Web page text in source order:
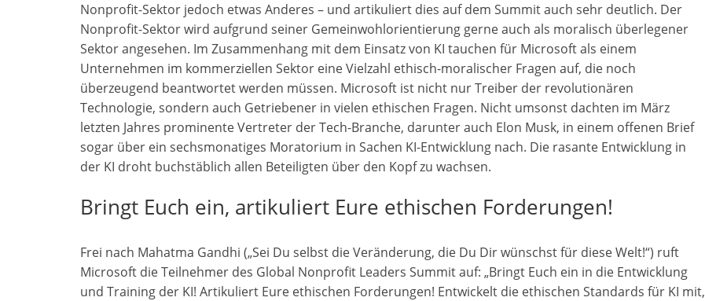
Nonprofit-Sektor jedoch etwas Anderes – und artikuliert dies auf dem Summit auch sehr deutlich. Der
Nonprofit-Sektor wird aufgrund seiner Gemeinwohlorientierung gerne auch als moralisch überlegener
Sektor angesehen. Im Zusammenhang mit dem Einsatz von KI tauchen für Microsoft als einem
Unternehmen im kommerziellen Sektor eine Vielzahl ethisch-moralischer Fragen auf, die noch
überzeugend beantwortet werden müssen. Microsoft ist nicht nur Treiber der revolutionären
Technologie, sondern auch Getriebener in vielen ethischen Fragen. Nicht umsonst dachten im März
letzten Jahres prominente Vertreter der Tech-Branche, darunter auch Elon Musk, in einem offenen Brief
sogar über ein sechsmonatiges Moratorium in Sachen KI-Entwicklung nach. Die rasante Entwicklung in
der KI droht buchstäblich allen Beteiligten über den Kopf zu wachsen.
Bringt Euch ein, artikuliert Eure ethischen Forderungen!
Frei nach Mahatma Gandhi („Sei Du selbst die Veränderung, die Du Dir wünschst für diese Welt!“) ruft
Microsoft die Teilnehmer des Global Nonprofit Leaders Summit auf: „Bringt Euch ein in die Entwicklung
und Training der KI! Artikuliert Eure ethischen Forderungen! Entwickelt die ethischen Standards für KI mit,